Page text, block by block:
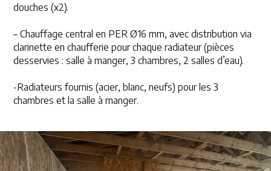
douches (x2).
– Chauffage central en PER Ø16 mm, avec distribution via
clarinette en chaufferie pour chaque radiateur (pièces
desservies : salle à manger, 3 chambres, 2 salles d’eau).
-Radiateurs fournis (acier, blanc, neufs) pour les 3
chambres et la salle à manger.